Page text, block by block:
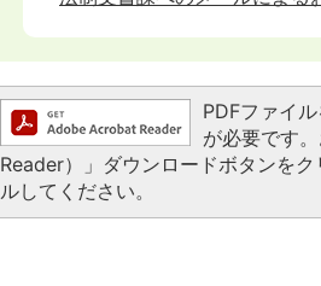
PDFファイ
が必要です
Reader）」ダウンロードボタンを
ルしてください。